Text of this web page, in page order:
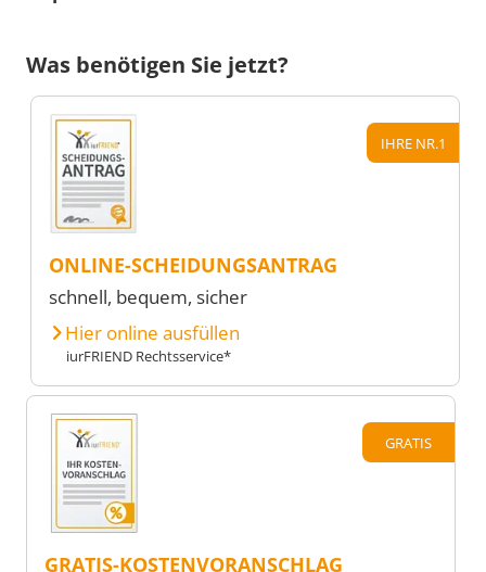
Was benötigen Sie jetzt?
IHRE NR.1
ONLINE-SCHEIDUNGSANTRAG
schnell, bequem, sicher
Hier online ausfüllen
iurFRIEND Rechtsservice*
GRATIS
GRATIS-KOSTENVORANSCHLAG